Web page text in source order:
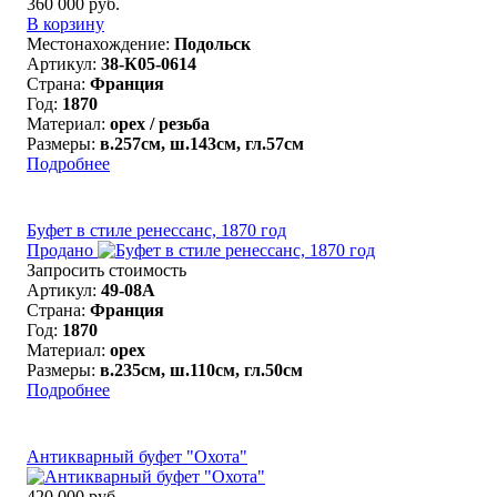
В корзину
Местонахождение: Подольск
Артикул: 38-К05-0614
Страна: Франция
Год: 1870
Материал: орех / резьба
Размеры: в.257см, ш.143см, гл.57см
Подробнее
Буфет в стиле ренессанс, 1870 год
Продано
Запросить стоимость
Артикул: 49-08A
Страна: Франция
Год: 1870
Материал: орех
Размеры: в.235см, ш.110см, гл.50см
Подробнее
Антикварный буфет "Охота"